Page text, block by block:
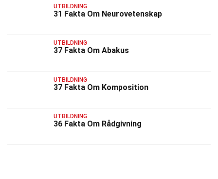
UTBILDNING
31 Fakta Om Neurovetenskap
UTBILDNING
37 Fakta Om Abakus
UTBILDNING
37 Fakta Om Komposition
UTBILDNING
36 Fakta Om Rådgivning